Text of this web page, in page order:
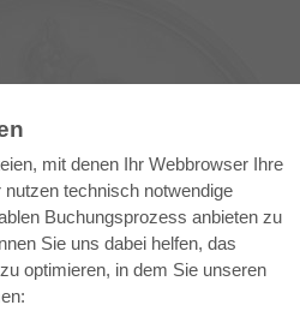
mit denen Ihr Webbrowser Ihre
technisch notwendige
Buchungsprozess anbieten zu
Sie uns dabei helfen, das
optimieren, in dem Sie unseren